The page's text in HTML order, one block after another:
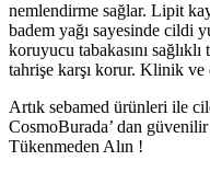
nemlendirme sağlar. Lipit
badem yağı sayesinde cildi
koruyucu tabakasını
tahrişe karşı korur. Klinik
Artık sebamed ürünleri ile
CosmoBurada’ dan
Tükenmeden Alın !